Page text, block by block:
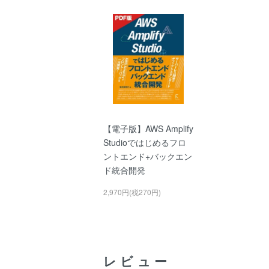
【電子版】AWS Amplify
Studioではじめるフロ
ントエンド+バックエン
ド統合開発
2,970円(税270円)
レビュー